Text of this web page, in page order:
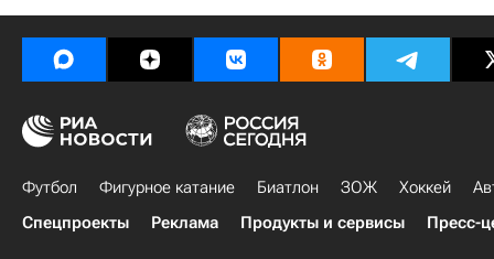
Футбол Фигурное катание Биатлон ЗОЖ Хоккей
Спецпроекты
Реклама Продукты и сервисы Пресс-